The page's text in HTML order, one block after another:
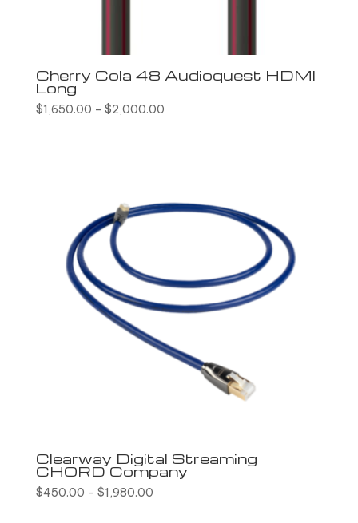
Cherry Cola 48 Audioquest HDMI
Long
$1,650.00 – $2,000.00
Clearway Digital Streaming
CHORD Company
$450.00 – $1,980.00